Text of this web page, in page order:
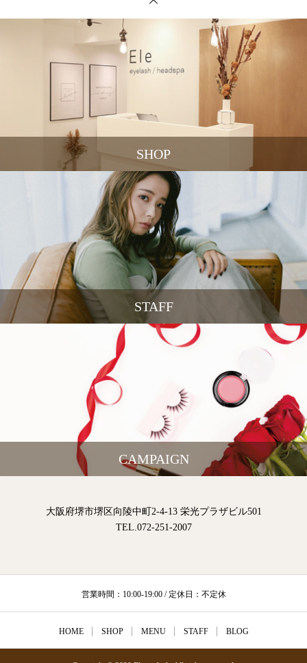
SHOP
STAFF
CAMPAIGN
大阪府堺市堺区向陵中町2-4-13 栄光プラザビル501
TEL.072-251-2007
営業時間：10:00-19:00 / 定休日：不定休
HOME SHOP MENU STAFF BLOG